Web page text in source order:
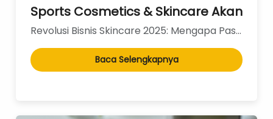
Sports Cosmetics & Skincare Akan
Revolusi Bisnis Skincare 2025: Mengapa Pasar "Active Beauty" dan DNA Salmon Adalah Tambang Emas Baru...
Baca Selengkapnya